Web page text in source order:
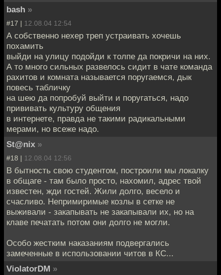
bash »
#17 | 12.08.04 12:54
А собственно нехер треп устраивать хочешь
похамить
выйди на улицу подойди к толпе да покричи на них.
А то много сильных развелось сидит в чате команда
рахитов и комната называется поругаемся, дык
повесь табличку
на шею да попробуй выйти и поругаться, надо
прививать культуру общения
в интернете, правда не такими радикальными
мерами, но всеже надо.
St@nix »
#18 | 12.08.04 12:56
В бытность свою студентом, построили мы локалку
в общаге - там было просто, нахомил, адрес твой
известен, жди гостей. Жили долго, весело и
счасливо. Непримиримые козлы в сетке не
выживали - закапывать не закапывали их, но на
клаве печатать потом они долго не могли.
Особо жестким наказаниям подвергались
замеченные в использовании читов в КС...
ViolatorDM »